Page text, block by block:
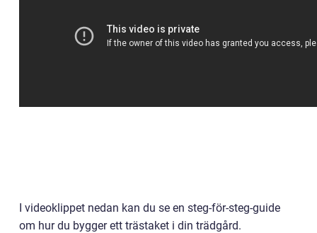
I videoklippet nedan kan du se en steg-för-steg-guide
om hur du bygger ett trästaket i din trädgård.